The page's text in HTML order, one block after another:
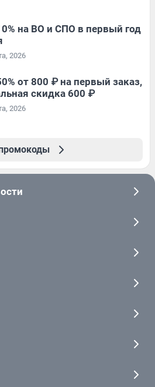
на ВО и СПО в первый год
2026
от 800 ₽ на первый заказ,
скидка 600 ₽
2026